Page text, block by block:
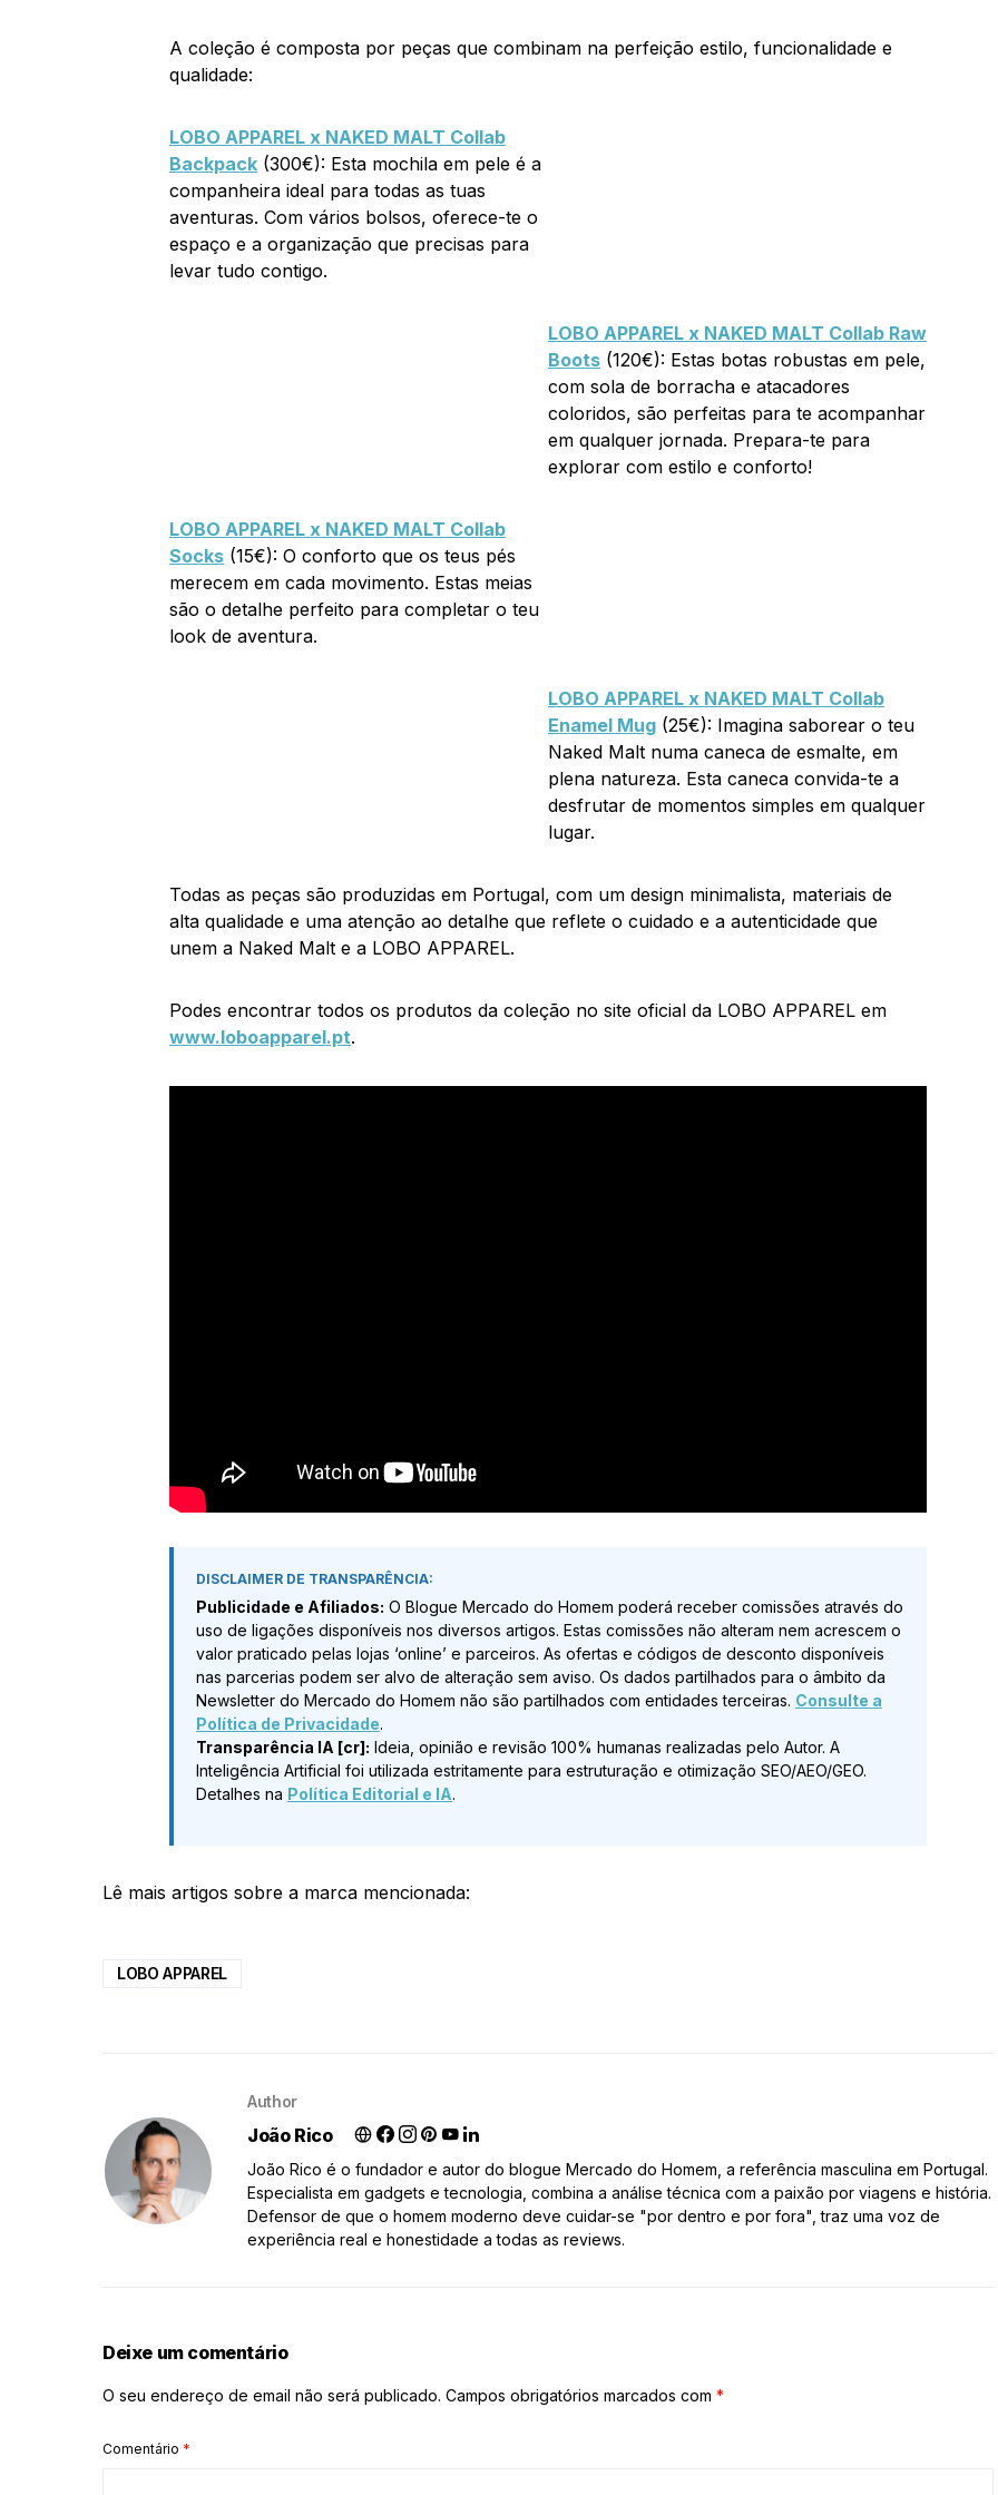
A coleção é composta por peças que combinam na perfeição estilo, funcionalidade e
qualidade:
LOBO APPAREL x NAKED MALT Collab
Backpack (300€): Esta mochila em pele é a
companheira ideal para todas as tuas
aventuras. Com vários bolsos, oferece-te o
espaço e a organização que precisas para
levar tudo contigo.
LOBO APPAREL x NAKED MALT Collab Raw
Boots (120€): Estas botas robustas em pele,
com sola de borracha e atacadores
coloridos, são perfeitas para te acompanhar
em qualquer jornada. Prepara-te para
explorar com estilo e conforto!
LOBO APPAREL x NAKED MALT Collab
Socks (15€): O conforto que os teus pés
merecem em cada movimento. Estas meias
são o detalhe perfeito para completar o teu
look de aventura.
LOBO APPAREL x NAKED MALT Collab
Enamel Mug (25€): Imagina saborear o teu
Naked Malt numa caneca de esmalte, em
plena natureza. Esta caneca convida-te a
desfrutar de momentos simples em qualquer
lugar.
Todas as peças são produzidas em Portugal, com um design minimalista, materiais de
alta qualidade e uma atenção ao detalhe que reflete o cuidado e a autenticidade que
unem a Naked Malt e a LOBO APPAREL.
Podes encontrar todos os produtos da coleção no site oficial da LOBO APPAREL em
www.loboapparel.pt.
DISCLAIMER DE TRANSPARÊNCIA:
Publicidade e Afiliados: O Blogue Mercado do Homem poderá receber comissões através do
uso de ligações disponíveis nos diversos artigos. Estas comissões não alteram nem acrescem o
valor praticado pelas lojas ‘online’ e parceiros. As ofertas e códigos de desconto disponíveis
nas parcerias podem ser alvo de alteração sem aviso. Os dados partilhados para o âmbito da
Newsletter do Mercado do Homem não são partilhados com entidades terceiras. Consulte a
Política de Privacidade.
Transparência IA [cr]: Ideia, opinião e revisão 100% humanas realizadas pelo Autor. A
Inteligência Artificial foi utilizada estritamente para estruturação e otimização SEO/AEO/GEO.
Detalhes na Política Editorial e IA.
Lê mais artigos sobre a marca mencionada:
LOBO APPAREL
Author
João Rico
João Rico é o fundador e autor do blogue Mercado do Homem, a referência masculina em Portugal.
Especialista em gadgets e tecnologia, combina a análise técnica com a paixão por viagens e história.
Defensor de que o homem moderno deve cuidar-se "por dentro e por fora", traz uma voz de
experiência real e honestidade a todas as reviews.
Deixe um comentário
O seu endereço de email não será publicado. Campos obrigatórios marcados com *
Comentário *